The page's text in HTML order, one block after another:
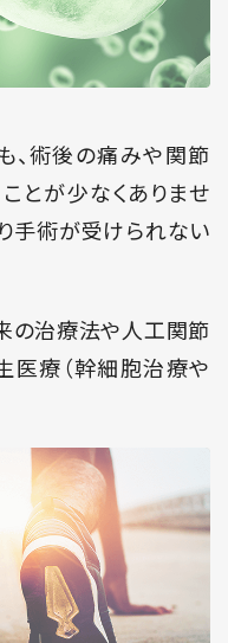
、術後の痛みや関節
とが少なくありませ
手術が受けられない
の治療法や人工関節
医療（幹細胞治療や